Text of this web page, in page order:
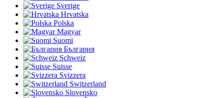
Sverige
Hrvatska
Polska
Magyar
Suomi
България
Schweiz
Suisse
Svizzera
Switzerland
Slovensko